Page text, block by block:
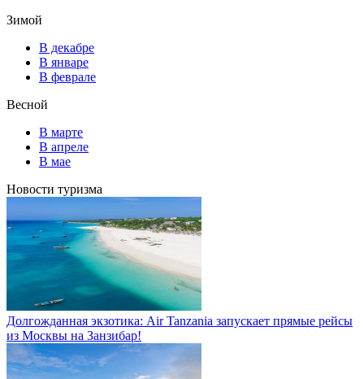
Зимой
В декабре
В январе
В феврале
Весной
В марте
В апреле
В мае
Новости туризма
Долгожданная экзотика: Air Tanzania запускает прямые рейсы
из Москвы на Занзибар!